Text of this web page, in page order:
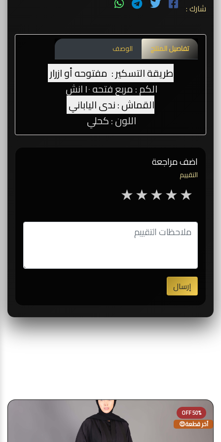
شارك :
تفاصيل المنتج الوصف
طريقة التسكير : مفتوحه أو ازرار
الكم : مربع فتحه ١٠ انش
القماش : ندى الياباني
اللون : كحلي
اضف مراجعة
التقييم
4 stars 3 stars 2 stars 1 star
إرسال
آخر قطعة😍
50% OFF